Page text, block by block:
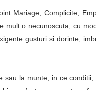
Mariage, Complicite,
o necunoscuta, cu
gusturi si dorinte,
sau la munte, in ce